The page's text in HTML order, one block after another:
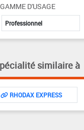
GAMME D'USAGE
Professionnel
similaire à
RHODAX EXPRESS